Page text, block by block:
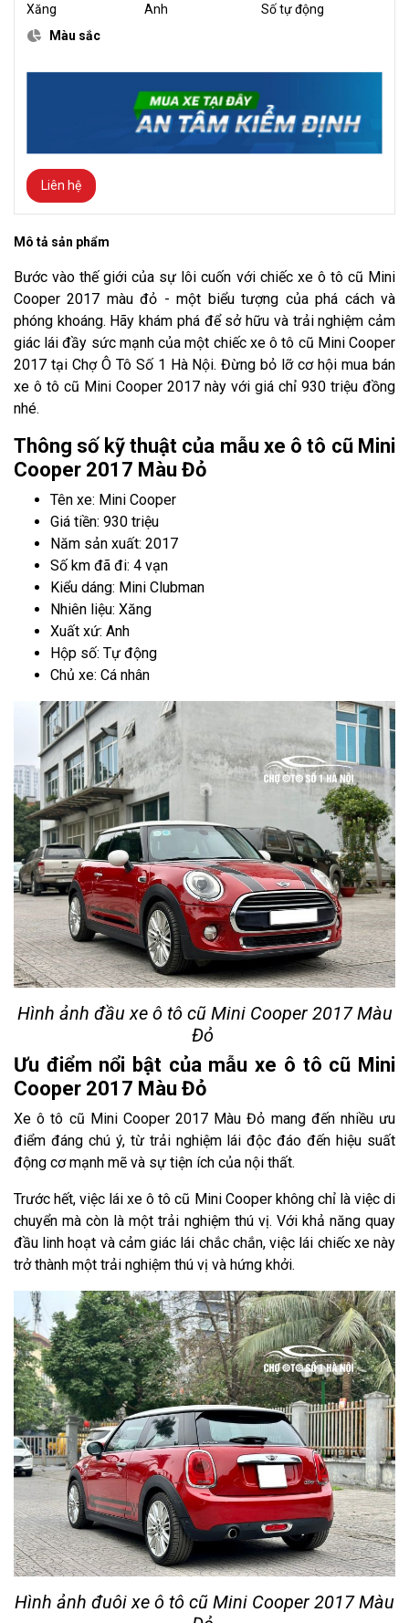
Xăng
Anh
Số tự động
Màu sắc
Liên hệ
Mô tả sản phẩm
Bước vào thế giới của sự lôi cuốn với chiếc xe ô tô cũ Mini
Cooper 2017 màu đỏ - một biểu tượng của phá cách và
phóng khoáng. Hãy khám phá để sở hữu và trải nghiệm cảm
giác lái đầy sức mạnh của một chiếc xe ô tô cũ Mini Cooper
2017 tại Chợ Ô Tô Số 1 Hà Nội. Đừng bỏ lỡ cơ hội mua bán
xe ô tô cũ Mini Cooper 2017 này với giá chỉ 930 triệu đồng
nhé.
Thông số kỹ thuật của mẫu xe ô tô cũ Mini
Cooper 2017 Màu Đỏ
Tên xe: Mini Cooper
Giá tiền: 930 triệu
Năm sản xuất: 2017
Số km đã đi: 4 vạn
Kiểu dáng: Mini Clubman
Nhiên liệu: Xăng
Xuất xứ: Anh
Hộp số: Tự động
Chủ xe: Cá nhân
Hình ảnh đầu xe ô tô cũ Mini Cooper 2017 Màu
Đỏ
Ưu điểm nổi bật của mẫu xe ô tô cũ Mini
Cooper 2017 Màu Đỏ
Xe ô tô cũ Mini Cooper 2017 Màu Đỏ mang đến nhiều ưu
điểm đáng chú ý, từ trải nghiệm lái độc đáo đến hiệu suất
động cơ mạnh mẽ và sự tiện ích của nội thất.
Trước hết, việc lái xe ô tô cũ Mini Cooper không chỉ là việc di
chuyển mà còn là một trải nghiệm thú vị. Với khả năng quay
đầu linh hoạt và cảm giác lái chắc chắn, việc lái chiếc xe này
trở thành một trải nghiệm thú vị và hứng khởi.
Hình ảnh đuôi xe ô tô cũ Mini Cooper 2017 Màu